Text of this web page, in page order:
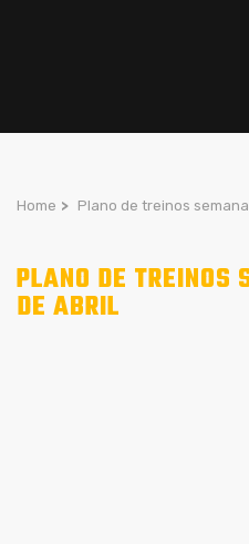
Home > Plano de treinos
PLANO DE
DE ABRIL